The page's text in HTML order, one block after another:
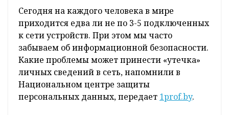
Сегодня на каждого человека в мире
приходится едва ли не по 3-5 подключенных
к сети устройств. При этом мы часто
забываем об информационной безопасности.
Какие проблемы может принести «утечка»
личных сведений в сеть, напомнили в
Национальном центре защиты
персональных данных, передает 1prof.by.